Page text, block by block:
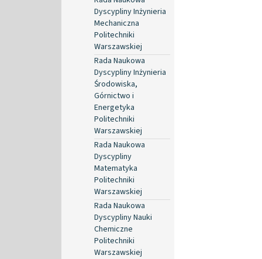
Dyscypliny Inżynieria
Mechaniczna
Politechniki
Warszawskiej
Rada Naukowa
Dyscypliny Inżynieria
Środowiska,
Górnictwo i
Energetyka
Politechniki
Warszawskiej
Rada Naukowa
Dyscypliny
Matematyka
Politechniki
Warszawskiej
Rada Naukowa
Dyscypliny Nauki
Chemiczne
Politechniki
Warszawskiej